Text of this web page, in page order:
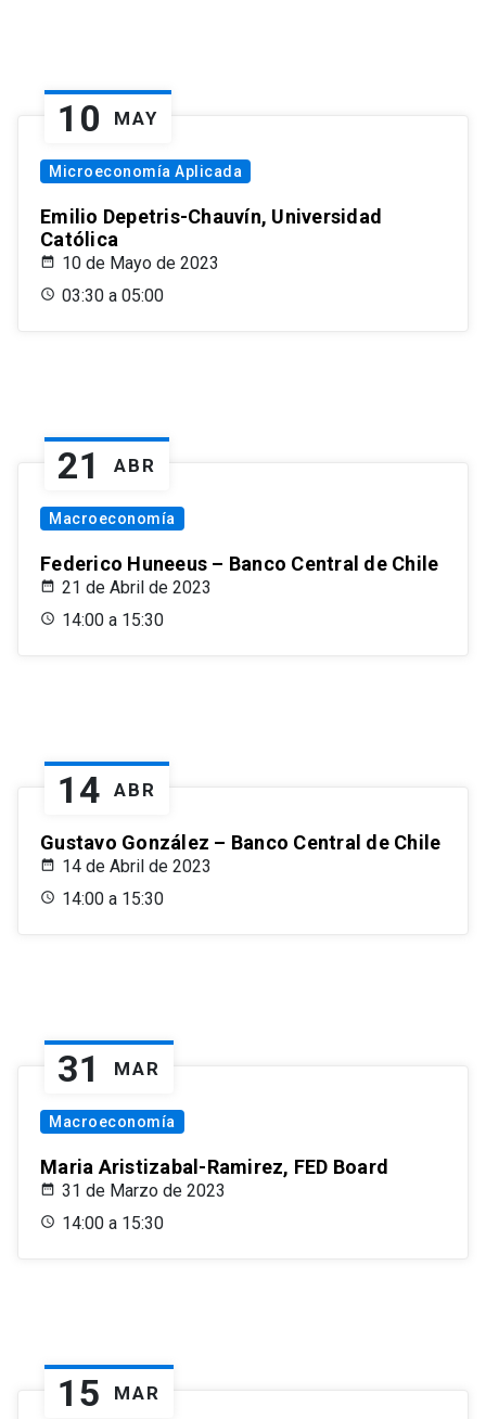
10 MAY
Microeconomía Aplicada
Emilio Depetris-Chauvín, Universidad
Católica
10 de Mayo de 2023
03:30 a 05:00
21 ABR
Macroeconomía
Federico Huneeus – Banco Central de Chile
21 de Abril de 2023
14:00 a 15:30
14 ABR
Gustavo González – Banco Central de Chile
14 de Abril de 2023
14:00 a 15:30
31 MAR
Macroeconomía
Maria Aristizabal-Ramirez, FED Board
31 de Marzo de 2023
14:00 a 15:30
15 MAR